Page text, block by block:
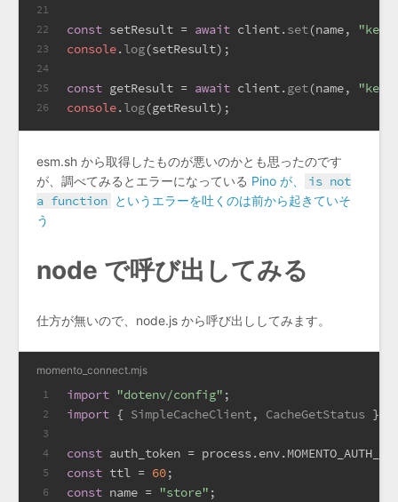
21
22
23
24
25
26
const setResult = await client.set(name,
console.log(setResult);
const getResult = await client.get(name,
console.log(getResult);
esm.sh から取得したものが悪いのかとも思ったのです
が、調べてみるとエラーになっている Pino が、
is not
a function というエラーを吐くのは前から起きていそ
う
node で呼び出してみる
仕方が無いので、node.js から呼び出ししてみます。
momento_connect.mjs
1
2
3
4
5
6
import "dotenv/config" ;
import { SimpleCacheClient, CacheGetStatus }
const auth_token = process.env.
const ttl = 60;
const name = "store" ;